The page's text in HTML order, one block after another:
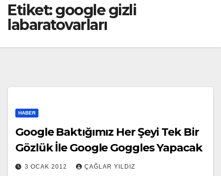
Etiket:google gizli
labaratovarları
HABER
Google Baktığımız Her Şeyi Tek Bir
Gözlük İle Google Goggles Yapacak
3 OCAK 2012 ÇAĞLAR YILDIZ